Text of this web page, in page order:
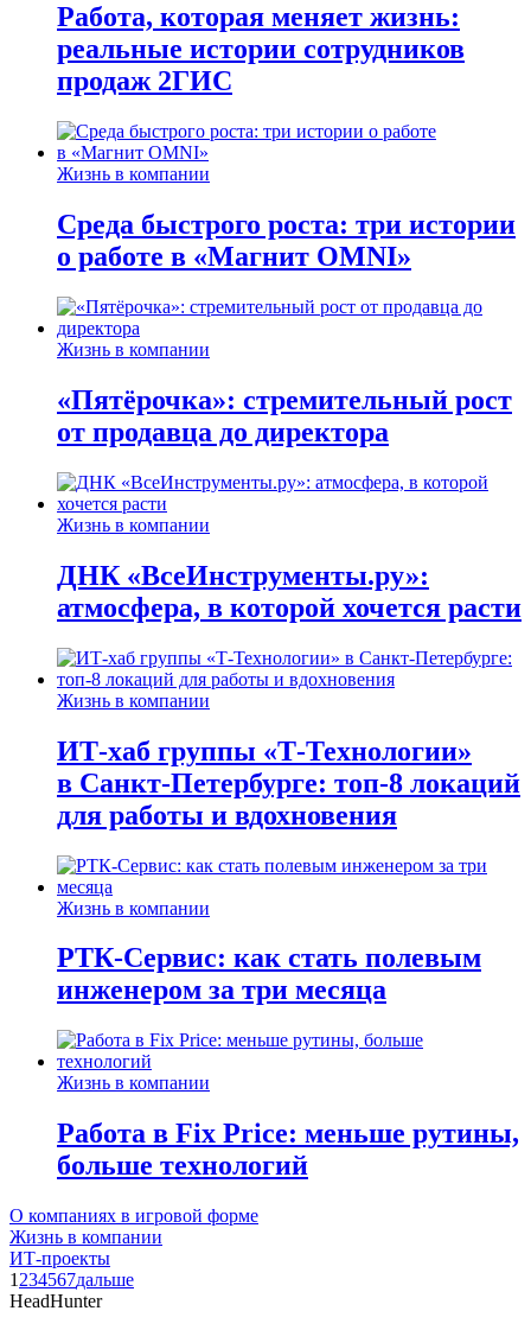
Работа, которая меняет жизнь:
реальные истории сотрудников
продаж 2ГИС
Жизнь в компании
Среда быстрого роста: три истории
о работе в «Магнит OMNI»
Жизнь в компании
«Пятёрочка»: стремительный рост
от продавца до директора
Жизнь в компании
ДНК «ВсеИнструменты.ру»:
атмосфера, в которой хочется расти
Жизнь в компании
ИТ-хаб группы «Т-Технологии»
в Санкт-Петербурге: топ-8 локаций
для работы и вдохновения
Жизнь в компании
РТК-Сервис: как стать полевым
инженером за три месяца
Жизнь в компании
Работа в Fix Price: меньше рутины,
больше технологий
О компаниях в игровой форме
Жизнь в компании
ИТ-проекты
1 234567дальше
HeadHunter